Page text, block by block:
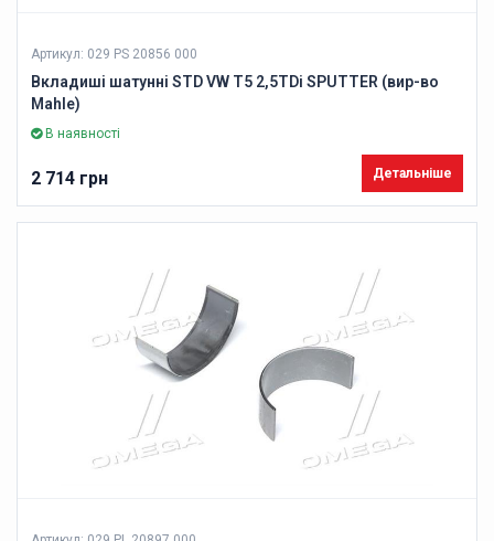
Артикул: 029 PS 20856 000
Вкладиші шатунні STD VW T5 2,5TDi SPUTTER (вир-во
Mahle)
В наявності
2 714 грн Детальніше